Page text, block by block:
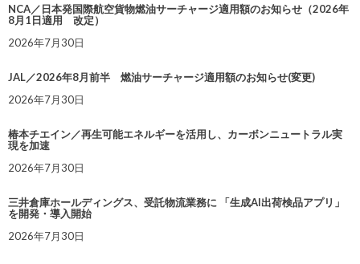
NCA／日本発国際航空貨物燃油サーチャージ適用額のお知らせ（2026年
8月1日適用 改定）
2026年7月30日
JAL／2026年8月前半 燃油サーチャージ適用額のお知らせ(変更)
2026年7月30日
椿本チエイン／再生可能エネルギーを活用し、カーボンニュートラル実
現を加速
2026年7月30日
三井倉庫ホールディングス、受託物流業務に 「生成AI出荷検品アプリ」
を開発・導入開始
2026年7月30日